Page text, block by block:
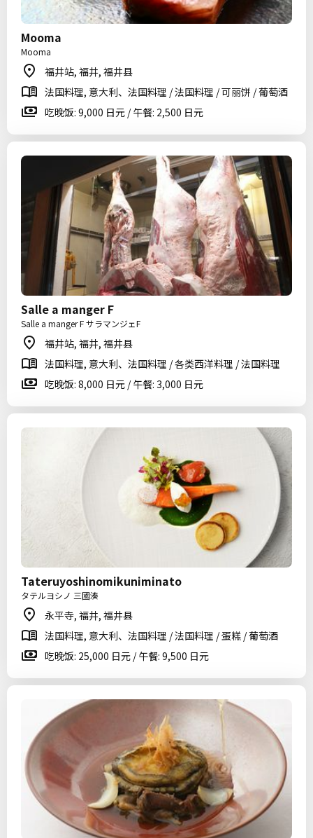
Mooma
Mooma
福井站, 福井, 福井县
法国料理, 意大利、法国料理 / 法国料理 / 可丽饼 / 葡萄酒
吃晚饭: 9,000 日元 / 午餐: 2,500 日元
Salle a manger F
Salle a manger F サラマンジェF
福井站, 福井, 福井县
法国料理, 意大利、法国料理 / 各类西洋料理 / 法国料理
吃晚饭: 8,000 日元 / 午餐: 3,000 日元
Tateruyoshinomikuniminato
タテルヨシノ 三國湊
永平寺, 福井, 福井县
法国料理, 意大利、法国料理 / 法国料理 / 蛋糕 / 葡萄酒
吃晚饭: 25,000 日元 / 午餐: 9,500 日元